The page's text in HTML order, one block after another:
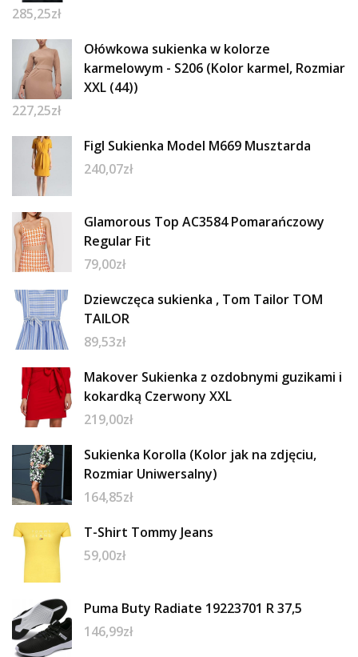
285,25zł
Ołówkowa sukienka w kolorze
karmelowym - S206 (Kolor karmel, Rozmiar
XXL (44))
227,25zł
Figl Sukienka Model M669 Musztarda
240,07zł
Glamorous Top AC3584 Pomarańczowy
Regular Fit
79,00zł
Dziewczęca sukienka , Tom Tailor TOM
TAILOR
89,53zł
Makover Sukienka z ozdobnymi guzikami i
kokardką Czerwony XXL
219,00zł
Sukienka Korolla (Kolor jak na zdjęciu,
Rozmiar Uniwersalny)
164,85zł
T-Shirt Tommy Jeans
59,00zł
Puma Buty Radiate 19223701 R 37,5
146,99zł